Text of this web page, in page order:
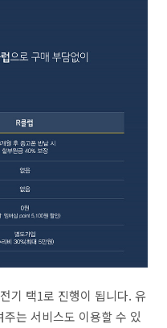
기 택1로 진행이 됩니다. 유
는 서비스도 이용할 수 있